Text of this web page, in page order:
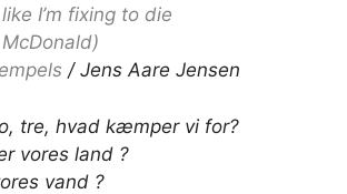
I’m fixing to die
/ Jens Aare Jensen
tre, hvad kæmper vi for?
vores land ?
vand ?